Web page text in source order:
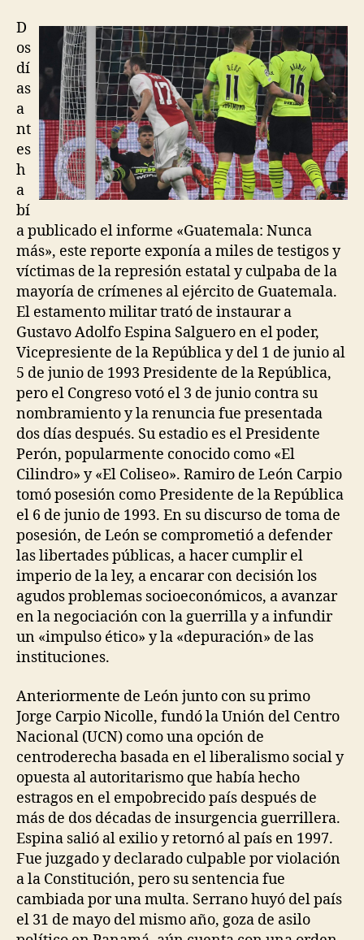
D
os
dí
as
a
nt
es
h
a
bí
a publicado el informe «Guatemala: Nunca
más», este reporte exponía a miles de testigos y
víctimas de la represión estatal y culpaba de la
mayoría de crímenes al ejército de Guatemala.
El estamento militar trató de instaurar a
Gustavo Adolfo Espina Salguero en el poder,
Vicepresiente de la República y del 1 de junio al
5 de junio de 1993 Presidente de la República,
pero el Congreso votó el 3 de junio contra su
nombramiento y la renuncia fue presentada
dos días después. Su estadio es el Presidente
Perón, popularmente conocido como «El
Cilindro» y «El Coliseo». Ramiro de León Carpio
tomó posesión como Presidente de la República
el 6 de junio de 1993. En su discurso de toma de
posesión, de León se comprometió a defender
las libertades públicas, a hacer cumplir el
imperio de la ley, a encarar con decisión los
agudos problemas socioeconómicos, a avanzar
en la negociación con la guerrilla y a infundir
un «impulso ético» y la «depuración» de las
instituciones.
Anteriormente de León junto con su primo
Jorge Carpio Nicolle, fundó la Unión del Centro
Nacional (UCN) como una opción de
centroderecha basada en el liberalismo social y
opuesta al autoritarismo que había hecho
estragos en el empobrecido país después de
más de dos décadas de insurgencia guerrillera.
Espina salió al exilio y retornó al país en 1997.
Fue juzgado y declarado culpable por violación
a la Constitución, pero su sentencia fue
cambiada por una multa. Serrano huyó del país
el 31 de mayo del mismo año, goza de asilo